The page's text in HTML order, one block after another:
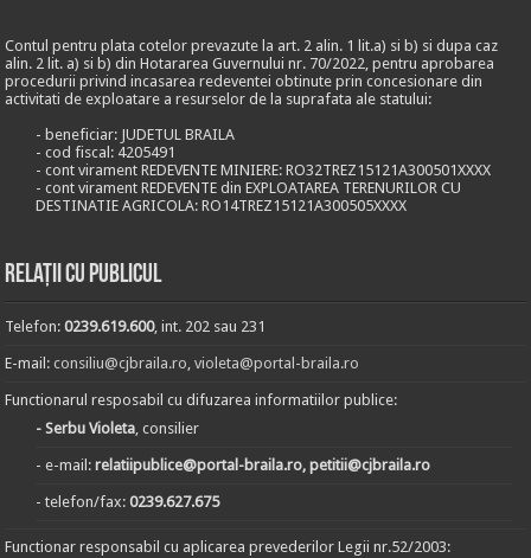
Contul pentru plata cotelor prevazute la art. 2 alin. 1 lit.a) si b) si dupa caz
alin. 2 lit. a) si b) din Hotararea Guvernului nr. 70/2022, pentru aprobarea
procedurii privind incasarea redeventei obtinute prin concesionare din
activitati de exploatare a resurselor de la suprafata ale statului:
- beneficiar: JUDETUL BRAILA
- cod fiscal: 4205491
- cont virament REDEVENTE MINIERE: RO32TREZ15121A300501XXXX
- cont virament REDEVENTE din EXPLOATAREA TERENURILOR CU
DESTINATIE AGRICOLA: RO14TREZ15121A300505XXXX
Relații cu publicul
Telefon:0239.619.600, int. 202 sau 231
E-mail:consiliu@cjbraila.ro,violeta@portal-braila.ro
Functionarul resposabil cu difuzarea informatiilor publice:
- Serbu Violeta, consilier
- e-mail:relatiipublice@portal-braila.ro, petitii@cjbraila.ro
- telefon/fax:0239.627.675
Functionar responsabil cu aplicarea prevederilor Legii nr.52/2003: